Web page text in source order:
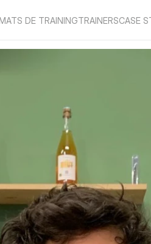
DE TRAININGTRAINERSCASE